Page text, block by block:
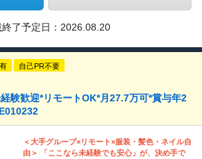
了予定日： 2026.08.20
自己PR不要
験歓迎*リモートOK*月27.7万可*賞与年2
＜大手グループ×リモート×服装・髪色・ネイル自
由＞ 「ここなら未経験でも安心」が、決め手で